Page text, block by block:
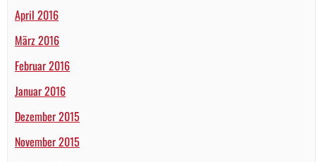
April 2016
März 2016
Februar 2016
Januar 2016
Dezember 2015
November 2015